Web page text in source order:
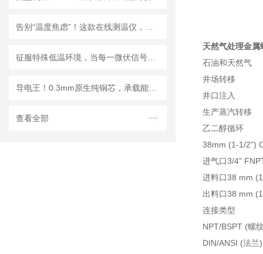
查看全部
天然气处理金
石油和天然气
井场转移
井口注入
生产蒸汽转移
乙二醇循环
38mm (1-1/2")
进气口3/4"
进料口38 mm
出料口38 mm
连接类型
NPT/BSPT (螺
DIN/ANSI (法兰)